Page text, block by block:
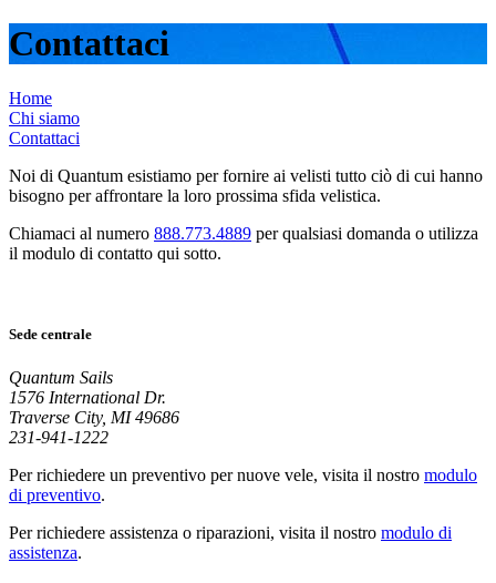
Contattaci
Home
Chi siamo
Contattaci
Noi di Quantum esistiamo per fornire ai velisti tutto ciò di cui hanno
bisogno per affrontare la loro prossima sfida velistica.
Chiamaci al numero 888.773.4889 per qualsiasi domanda o utilizza
il modulo di contatto qui sotto.
Sede centrale
Quantum Sails
1576 International Dr.
Traverse City, MI 49686
231-941-1222
Per richiedere un preventivo per nuove vele, visita il nostro modulo
di preventivo.
Per richiedere assistenza o riparazioni, visita il nostro modulo di
assistenza.